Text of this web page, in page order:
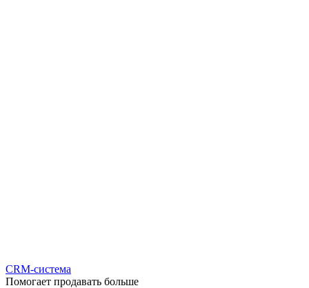
CRM-система
Помогает продавать больше